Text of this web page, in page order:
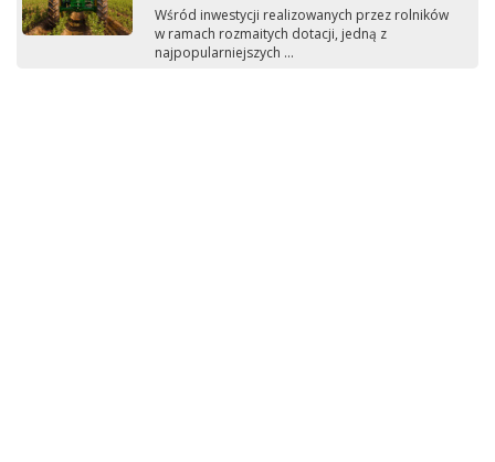
Wśród inwestycji realizowanych przez rolników
w ramach rozmaitych dotacji, jedną z
najpopularniejszych ...